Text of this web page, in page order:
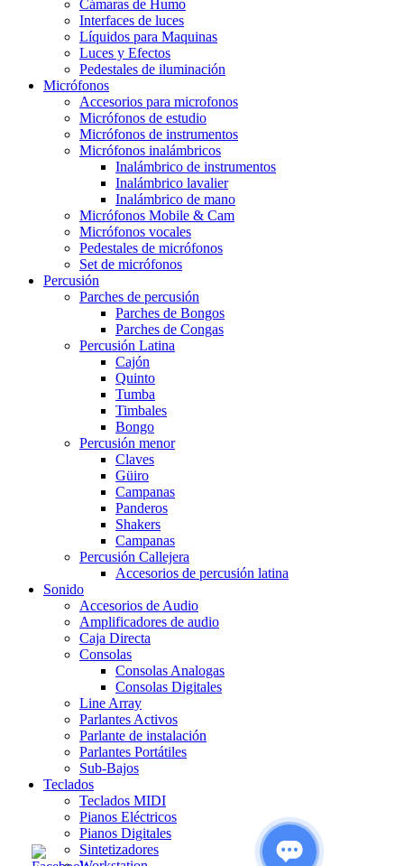
Cámaras de Humo
Interfaces de luces
Líquidos para Maquinas
Luces y Efectos
Pedestales de iluminación
Micrófonos
Accesorios para microfonos
Micrófonos de estudio
Micrófonos de instrumentos
Micrófonos inalámbricos
Inalámbrico de instrumentos
Inalámbrico lavalier
Inalámbrico de mano
Micrófonos Mobile & Cam
Micrófonos vocales
Pedestales de micrófonos
Set de micrófonos
Percusión
Parches de percusión
Parches de Bongos
Parches de Congas
Percusión Latina
Cajón
Quinto
Tumba
Timbales
Bongo
Percusión menor
Claves
Güiro
Campanas
Panderos
Shakers
Campanas
Percusión Callejera
Accesorios de percusión latina
Sonido
Accesorios de Audio
Amplificadores de audio
Caja Directa
Consolas
Consolas Analogas
Consolas Digitales
Line Array
Parlantes Activos
Parlante de instalación
Parlantes Portátiles
Sub-Bajos
Teclados
Teclados MIDI
Pianos Eléctricos
Pianos Digitales
Sintetizadores